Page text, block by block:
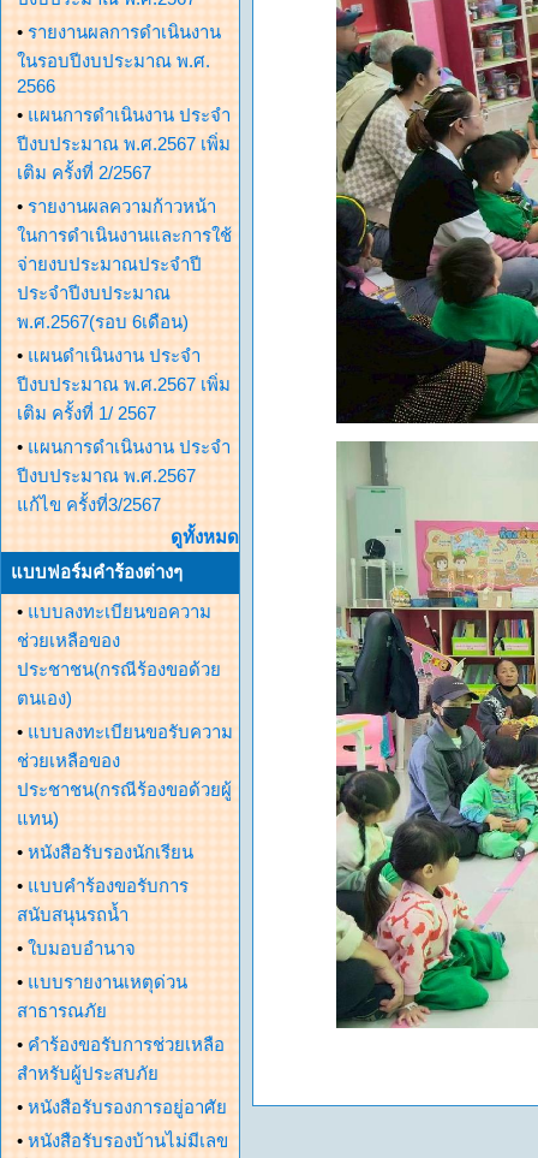
• รายงานผลการดำเนินงาน
ในรอบปีงบประมาณ พ.ศ.
2566
• แผนการดำเนินงาน ประจำ
ปีงบประมาณ พ.ศ.2567 เพิ่ม
เติม ครั้งที่ 2/2567
• รายงานผลความก้าวหน้า
ในการดำเนินงานและการใช้
จ่ายงบประมาณประจำปี
ประจำปีงบประมาณ
พ.ศ.2567(รอบ 6เดือน)
• แผนดำเนินงาน ประจำ
ปีงบประมาณ พ.ศ.2567 เพิ่ม
เติม ครั้งที่ 1/ 2567
• แผนการดำเนินงาน ประจำ
ปีงบประมาณ พ.ศ.2567
แก้ไข ครั้งที่3/2567
ดูทั้งหมด
แบบฟอร์มคำร้องต่างๆ
• แบบลงทะเบียนขอความ
ช่วยเหลือของ
ประชาชน(กรณีร้องขอด้วย
ตนเอง)
• แบบลงทะเบียนขอรับความ
ช่วยเหลือของ
ประชาชน(กรณีร้องขอด้วยผู้
แทน)
• หนังสือรับรองนักเรียน
• แบบคำร้องขอรับการ
สนับสนุนรถน้ำ
• ใบมอบอำนาจ
• แบบรายงานเหตุด่วน
สาธารณภัย
• คำร้องขอรับการช่วยเหลือ
สำหรับผู้ประสบภัย
• หนังสือรับรองการอยู่อาศัย
• หนังสือรับรองบ้านไม่มีเลข